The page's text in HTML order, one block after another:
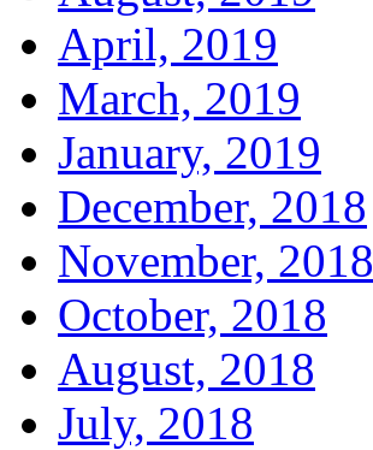
April, 2019
March, 2019
January, 2019
December, 2018
November, 2018
October, 2018
August, 2018
July, 2018